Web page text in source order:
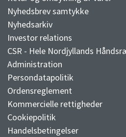
Nyhedsbrev samtykke
Nyhedsarkiv
Investor relations
CSR - Hele Nordjyllands
Administration
Persondatapolitik
Ordensreglement
Kommercielle rettigheder
Cookiepolitik
Handelsbetingelser